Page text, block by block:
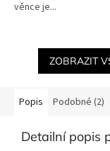
věnce je...
ZOBRAZIT
Popis Podobné (2)
Detailní popis